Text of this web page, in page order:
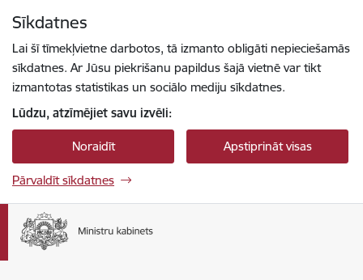
Sīkdatnes
Lai šī tīmekļvietne darbotos, tā izmanto obligāti nepieciešamās
sīkdatnes. Ar Jūsu piekrišanu papildus šajā vietnē var tikt
izmantotas statistikas un sociālo mediju sīkdatnes.
Lūdzu, atzīmējiet savu izvēli:
Noraidīt Apstiprināt visas
Pārvaldīt sīkdatnes